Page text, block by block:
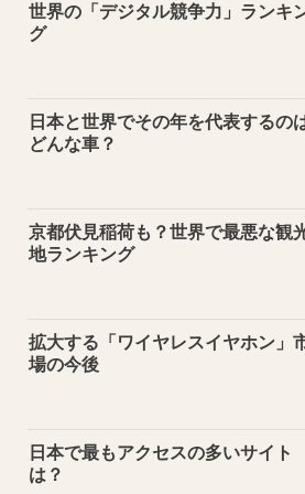
世界の「デジタル競争力」ランキ
グ
日本と世界でその年を代表するの
どんな車？
京都伏見稲荷も？世界で最悪な観
地ランキング
拡大する「ワイヤレスイヤホン」
場の今後
日本で最もアクセスの多いサイト
は？